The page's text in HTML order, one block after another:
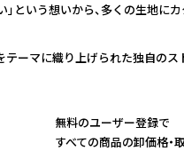
という想いから、多くの生地に
ーマに織り上げられた独自のス
無料のユーザー登録で
すべての商品の卸価格・